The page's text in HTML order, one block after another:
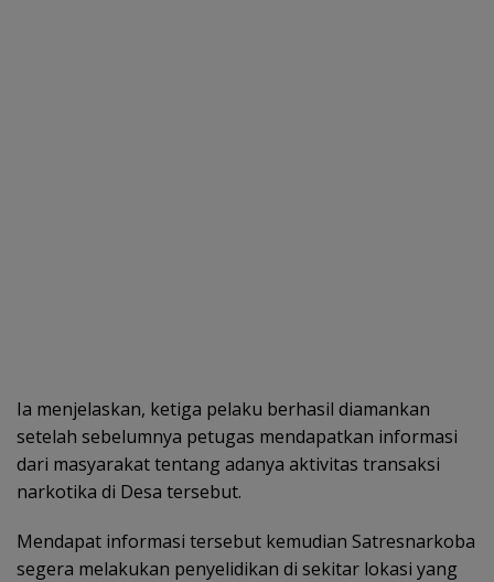
Ia menjelaskan, ketiga pelaku berhasil diamankan
setelah sebelumnya petugas mendapatkan informasi
dari masyarakat tentang adanya aktivitas transaksi
narkotika di Desa tersebut.
Mendapat informasi tersebut kemudian Satresnarkoba
segera melakukan penyelidikan di sekitar lokasi yang